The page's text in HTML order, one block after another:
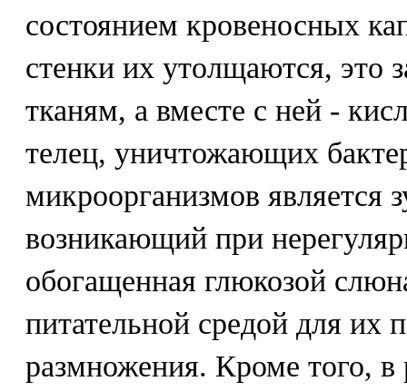
состоянием кровеносных
стенки их утолщаются, это
тканям, а вместе с ней -
телец, уничтожающих
микроорганизмов является
возникающий при
обогащенная глюкозой
питательной средой для их
размножения. Кроме того, в